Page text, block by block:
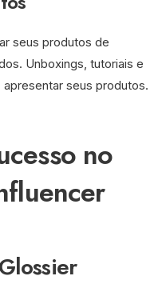
seus produtos de
Unboxings, tutoriais e
seus produtos.
no